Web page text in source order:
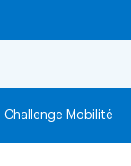
Challenge Mobilité